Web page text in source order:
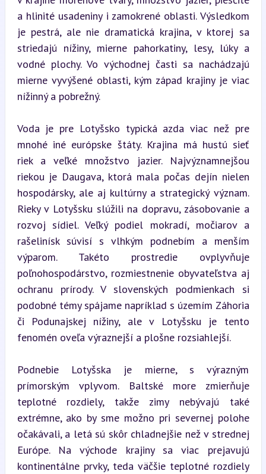
a hlinité usadeniny i zamokrené oblasti. Výsledkom
je pestrá, ale nie dramatická krajina, v ktorej sa
striedajú nížiny, mierne pahorkatiny, lesy, lúky a
vodné plochy. Vo východnej časti sa nachádzajú
mierne vyvýšené oblasti, kým západ krajiny je viac
nížinný a pobrežný.
Voda je pre Lotyšsko typická azda viac než pre
mnohé iné európske štáty. Krajina má hustú sieť
riek a veľké množstvo jazier. Najvýznamnejšou
riekou je Daugava, ktorá mala počas dejín nielen
hospodársky, ale aj kultúrny a strategický význam.
Rieky v Lotyšsku slúžili na dopravu, zásobovanie a
rozvoj sídiel. Veľký podiel mokradí, močiarov a
rašelinísk súvisí s vlhkým podnebím a menším
výparom. Takéto prostredie ovplyvňuje
poľnohospodárstvo, rozmiestnenie obyvateľstva aj
ochranu prírody. V slovenských podmienkach si
podobné témy spájame napríklad s územím Záhoria
či Podunajskej nížiny, ale v Lotyšsku je tento
fenomén oveľa výraznejší a plošne rozsiahlejší.
Podnebie Lotyšska je mierne, s výrazným
prímorským vplyvom. Baltské more zmierňuje
teplotné rozdiely, takže zimy nebývajú také
extrémne, ako by sme možno pri severnej polohe
očakávali, a letá sú skôr chladnejšie než v strednej
Európe. Na východe krajiny sa viac prejavujú
kontinentálne prvky, teda väčšie teplotné rozdiely